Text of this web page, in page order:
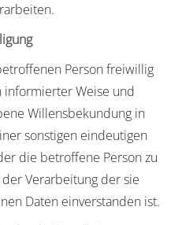
Person freiwillig
Weise und
Willensbekundung in
sonstigen eindeutigen
die betroffene Person zu
Verarbeitung der sie
Daten einverstanden ist.